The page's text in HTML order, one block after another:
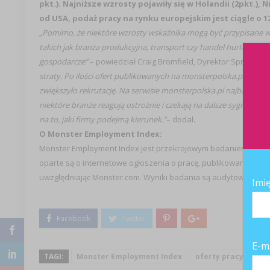
pkt.). Najniższe wzrosty pojawiły się w Holandii (2pkt.),
od USA, podaż pracy na rynku europejskim jest ciągle o
„Pomimo, że niektóre wzrosty wskaźnika mogą być
takich jak branża produkcyjna, transport czy handel hurtowy
gospodarcze”– powiedział Craig Bromfield, Dyrektor
straty. Po ilości ofert publikowanych na monsterpolska.pl w
zwiększyło rekrutację. Na serwisie monsterpolska.pl najbardziej
niektóre branże reagują ostrożnie i czekają na dalsze sygnały
na to, jaki firmy podejmą kierunek.”– dodał.
O Monster Employment Index:
Monster Employment Index jest przekrojowym badaniem,
oparte są o internetowe ogłoszenia o pracę, publikowane na
uwzględniając Monster.com. Wyniki badania są audytowane
TAGI: Monster Employment Index oferty pracy
E-